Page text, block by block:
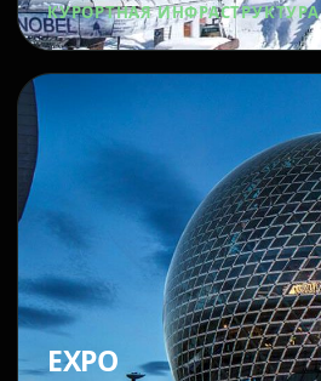
КУРОРТНАЯ ИНФРАСТРУКТУРА
EXPO